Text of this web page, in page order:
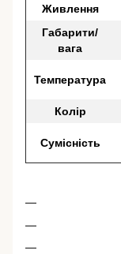
Живлення
Габарити/
вага
Температура
Колір
Сумісність